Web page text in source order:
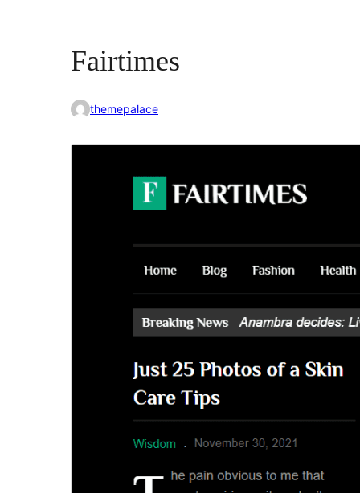
Fairtimes
themepalace